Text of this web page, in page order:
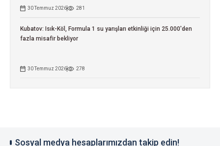
30 Temmuz 2026 281
Kubatov: Isık-Köl, Formula 1 su yarışları etkinliği için 25.000'den
fazla misafir bekliyor
30 Temmuz 2026 278
Sosyal medya hesaplarımızdan takip edin!